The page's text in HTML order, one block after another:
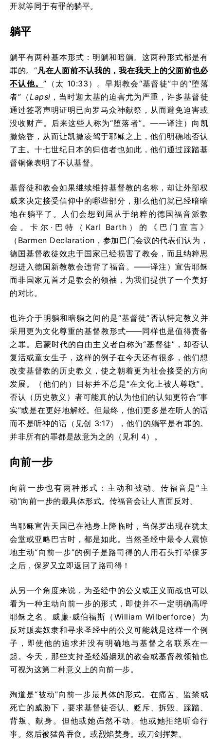
开就等同于有罪的躺平。
躺平
躺平有两种基本形式：明躺和暗躺。这两种形式都是有
罪的。“凡在人面前不认我的，我在我天上的父面前也必
不认他。”（太 10:33）。早期教会“基督徒”中的“堕落
者”（ Lapsi ，当时迦太基的迫害尤为严重，许多基督徒
通过签署声明证明已向罗马众神献祭，从而避免迫害或
没收财产。后来这些人称为“堕落者”。——译注）向凯
撒烧香，从而让凯撒凌驾于耶稣之上，他们明确地否认
了主。十七世纪日本的归信者也如此，他们通过踩踏基
督铜像表明了不认基督。
基督徒和教会如果继续维持基督教的名称，却让外部权
威来决定接受信仰中的哪些部分，那么他们就已经暗暗
地在躺平了。人们会想到屈从于纳粹的德国福音派教
会。卡尔·巴特（Karl Barth）的《巴门宣言》
（Barmen Declaration，参加巴门会议的代表们认为，
德国基督教徒效忠于国家已经损害了教会，而且纳粹思
想进入德国新教教会违背了福音。——译注）宣告耶稣
而非国家元首才是教会的领袖，为我们提供了一个美好
的对比。
也许介于明躺和暗躺之间的是“基督徒”否认特定教义并
采用更为文化尊重的基督教形式——同样也是值得责备
之罪。启蒙时代的自由主义者自称为“基督徒”，却否认
复活或童女生子，这样的例子在今天还有很多，他们想
改变基督教的历史教义，使之朝着更为社会接受的方向
发展。（他们的）目标并不总是“在文化上被人尊敬”。
否认（历史教义）者可能真的认为他们的认知更符合“事
实”或是在更好地解经。但最终，他们更多是在听人的话
而不是听神的话（见创 3:17），他们的躺平是有罪的。
并非所有的罪都是故意为之的（见利 4）。
向前一步
向前一步也有两种形式：主动和被动。传福音是“主
动”向前一步的最具体形式。传福音会让人直面反对。
当耶稣宣告天国已在祂身上降临时，当保罗出现在犹太
会堂或亚略巴古时，都是如此。当然圣经中最令人震惊
地主动“向前一步”的例子是路司得的人用石头打晕保罗
之后，保罗又立即返回了路司得！
从另一个角度来说，为圣经中的公义或正义而战也可以
看为一种主动向前一步的形式，即使并不一定明确高呼
耶稣之名。威廉·威伯福斯（William Wilberforce）为
反对贩卖奴隶和寻求圣经中的公义可能就是这样一个例
子，即使他的追求并没有明确地与基督之名联系在一
起。今天，那些支持圣经婚姻观的教会或基督教领袖也
可视为这第二种意义上的向前一步。
殉道是“被动”向前一步最具体的形式。在痛苦、监禁或
死亡的威胁下，要求基督徒否认、贬斥、拆毁、踩踏、
背叛、献身。但他或她岿然不动。他或她拒绝听命行
事。然后被猛兽吞食。或烈焰焚身。或刀剑挥舞。